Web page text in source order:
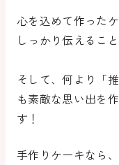
心を込めて作った
しっかり伝えるこ
そして、何より「
も素敵な思い出を作
す！
手作りケーキなら、